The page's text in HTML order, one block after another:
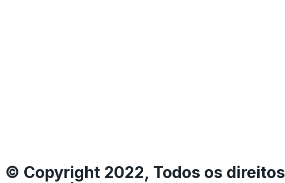
© Copyright 2022, Todos os direitos